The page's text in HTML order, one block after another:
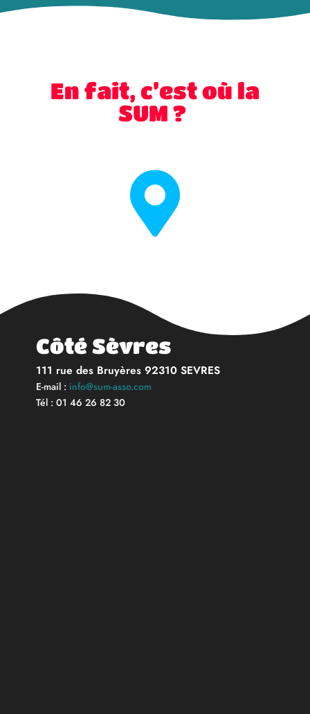
En fait, c’est où la
SUM ?

Côté Sèvres
111 rue des Bruyères 92310 SEVRES
E-mail : info@sum-asso.com
Tél : 01 46 26 82 30